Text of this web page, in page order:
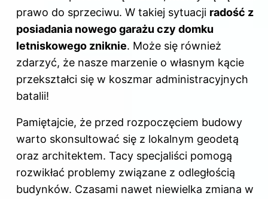
prawo do sprzeciwu. W takiej sytuacji radość z
posiadania nowego garażu czy domku
letniskowego zniknie. Może się również
zdarzyć, że nasze marzenie o własnym kącie
przekształci się w koszmar administracyjnych
batalii!
Pamiętajcie, że przed rozpoczęciem budowy
warto skonsultować się z lokalnym geodetą
oraz architektem. Tacy specjaliści pomogą
rozwikłać problemy związane z odległością
budynków. Czasami nawet niewielka zmiana w